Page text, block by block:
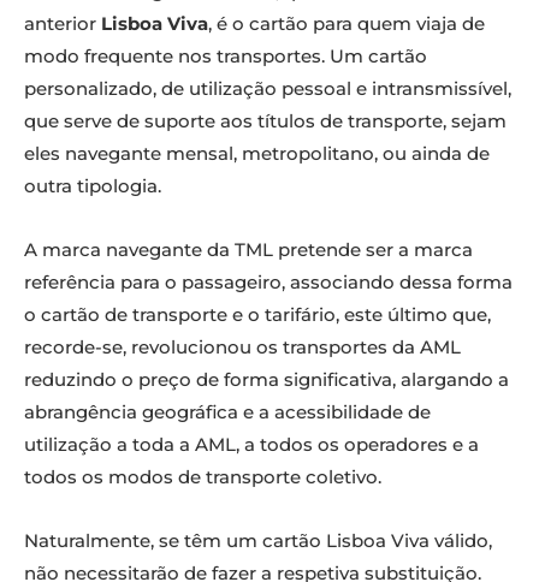
anterior Lisboa Viva, é o cartão para quem viaja de
modo frequente nos transportes. Um cartão
personalizado, de utilização pessoal e intransmissível,
que serve de suporte aos títulos de transporte, sejam
eles navegante mensal, metropolitano, ou ainda de
outra tipologia.
A marca navegante da TML pretende ser a marca
referência para o passageiro, associando dessa forma
o cartão de transporte e o tarifário, este último que,
recorde-se, revolucionou os transportes da AML
reduzindo o preço de forma significativa, alargando a
abrangência geográfica e a acessibilidade de
utilização a toda a AML, a todos os operadores e a
todos os modos de transporte coletivo.
Naturalmente, se têm um cartão Lisboa Viva válido,
não necessitarão de fazer a respetiva substituição.